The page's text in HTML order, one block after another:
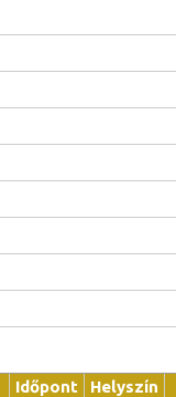
Időpont
Helyszín